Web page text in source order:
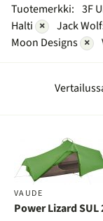
Tuotemerkki: 3F
Halti × Jack
Moon Designs ×
VAUDE
Power Lizard SUL